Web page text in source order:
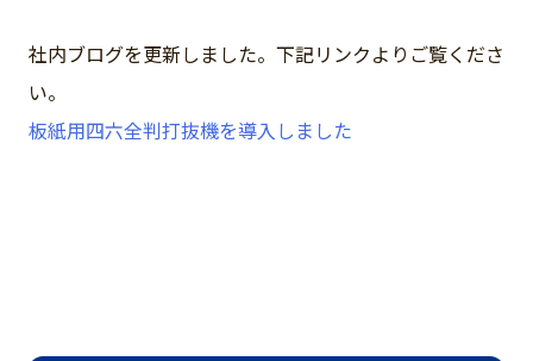
社内ブログを更新しました。下記リンクよりご覧くださ
い。
板紙用四六全判打抜機を導入しました